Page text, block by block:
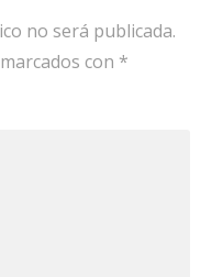
no será publicada.
con *